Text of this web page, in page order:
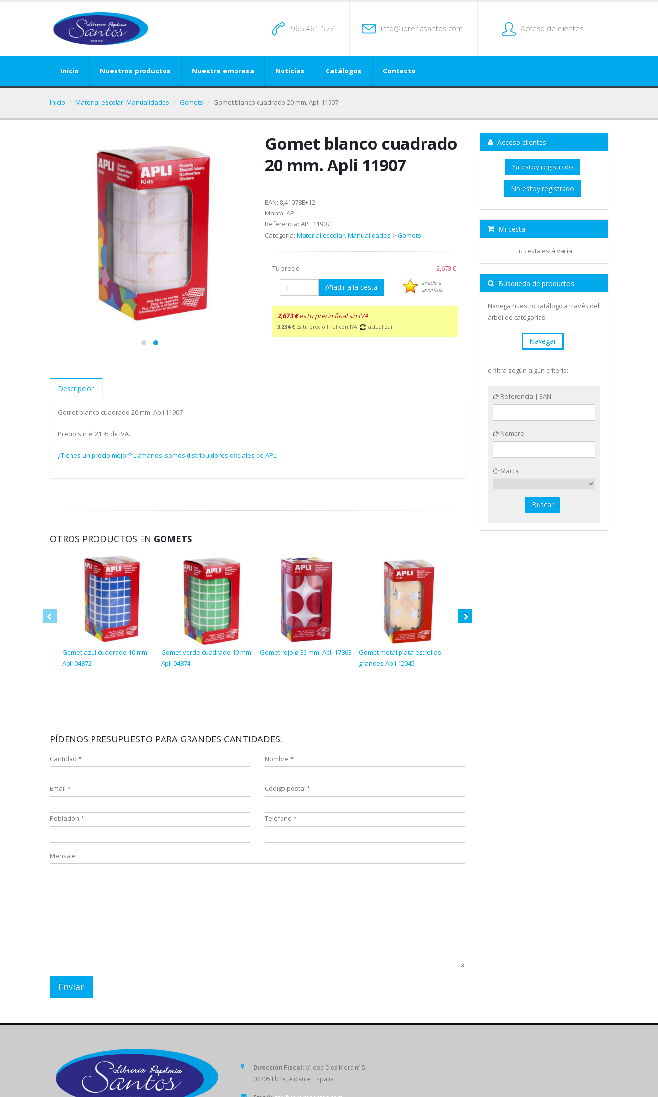
965 461 577 info@libreriasantos.com Acceso de clientes
Inicio Nuestros productos Nuestra empresa Noticias Catálogos Contacto
Inicio Material escolar. Manualidades Gomets Gomet blanco cuadrado 20 mm. Apli 11907
Gomet blanco cuadrado
20 mm. Apli 11907
EAN: 8,41078E+12
Marca: APLI
Referencia: APL 11907
Categoría: Material escolar. Manualidades > Gomets
Tu precio : 2,673 €
Añadir a la cesta
añadir a
favoritos
2,673 €es tu precio final sin IVA
3,234 € es tu precio final con IVA actualizar
Descripción
Gomet blanco cuadrado 20 mm. Apli 11907
Precio sin el 21 % de IVA.
¿Tienes un precio mejor? Llámanos, somos distribuidores oficiales de APLI
OTROS PRODUCTOS EN GOMETS
Gomet azul cuadrado 10 mm.
Apli 04872
Gomet verde cuadrado 10 mm.
Apli 04874
Gomet rojo ø 33 mm. Apli 17863
Gomet metal plata estrellas
grandes Apli 12045
PÍDENOS PRESUPUESTO PARA GRANDES CANTIDADES.
Cantidad * Nombre *
Email * Código postal *
Población * Teléfono *
Mensaje
Acceso clientes
Ya estoy registrado
No estoy registrado
Mi cesta
Tu cesta está vacía
Búsqueda de productos
Navega nuestro catálogo a través del
árbol de categorías
Navegar
o filtra según algún criterio:
Referencia | EAN
Nombre
Marca
Dirección Fiscal: c/ José Díez Mora nº 5,
03205 Elche, Alicante, España